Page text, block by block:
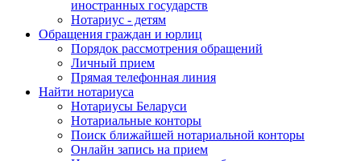
иностранных государств
Нотариус - детям
Обращения граждан и юрлиц
Порядок рассмотрения обращений
Личный прием
Прямая телефонная линия
Найти нотариуса
Нотариусы Беларуси
Нотариальные конторы
Поиск ближайшей нотариальной конторы
Онлайн запись на прием